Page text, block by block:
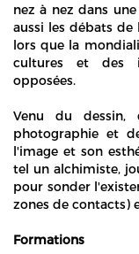
nez à nez dans
aussi les débats
lors que la
cultures et des
opposées.
Venu du
photographie et
l'image et son
tel un alchimiste,
pour sonder
zones de contacts)
Formations